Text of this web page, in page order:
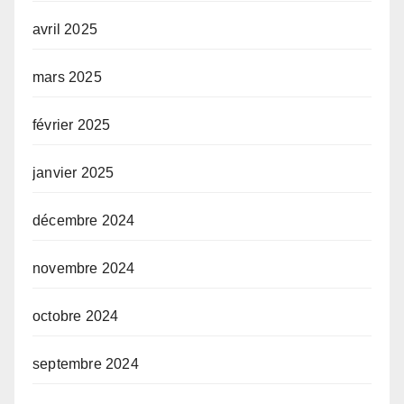
avril 2025
mars 2025
février 2025
janvier 2025
décembre 2024
novembre 2024
octobre 2024
septembre 2024